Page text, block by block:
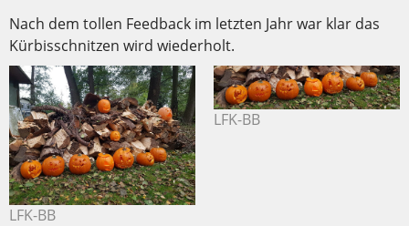
Nach dem tollen Feedback im letzten Jahr war klar das
Kürbisschnitzen wird wiederholt.
LFK-BB
LFK-BB